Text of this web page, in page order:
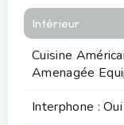
Intérieur
Cuisine
Amenagée
Interphone : Oui